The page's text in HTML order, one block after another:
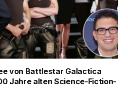
von Battlestar Galactica
Jahre alten Science-Fiction-